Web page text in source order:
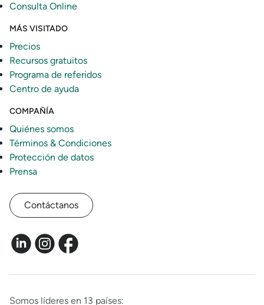
Consulta Online
MÁS VISITADO
Precios
Recursos gratuitos
Programa de referidos
Centro de ayuda
COMPAÑÍA
Quiénes somos
Términos & Condiciones
Protección de datos
Prensa
Contáctanos
Somos líderes en 13 países: